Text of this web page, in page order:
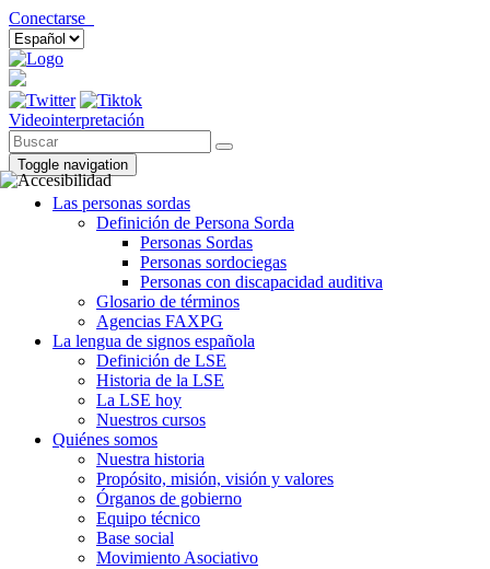
Conectarse
Videointerpretación
Toggle navigation
Las personas sordas
Definición de Persona Sorda
Personas Sordas
Personas sordociegas
Personas con discapacidad auditiva
Glosario de términos
Agencias FAXPG
La lengua de signos española
Definición de LSE
Historia de la LSE
La LSE hoy
Nuestros cursos
Quiénes somos
Nuestra historia
Propósito, misión, visión y valores
Órganos de gobierno
Equipo técnico
Base social
Movimiento Asociativo